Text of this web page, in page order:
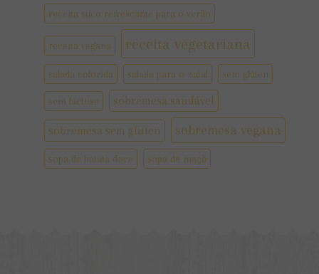
receita suco refrescante para o verão
receita vegana receita vegetariana
salada colorida salada para o natal sem glúten
sem lactose sobremesa saudável
sobremesa sem gluten sobremesa vegana
sopa de batata doce sopa de maçã